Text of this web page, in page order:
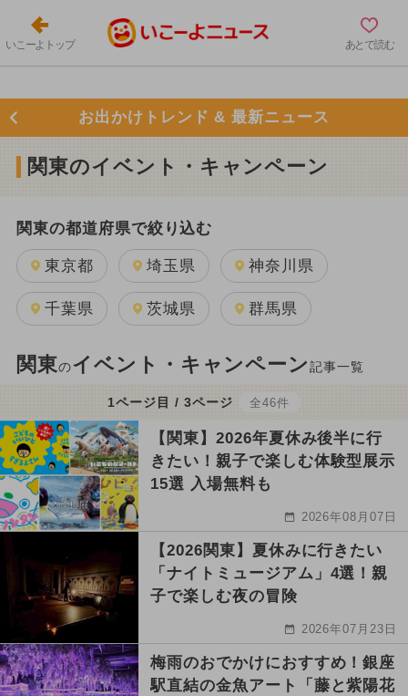
いこーよトップ あとで読む
お出かけトレンド & 最新ニュース
関東のイベント・キャンペーン
関東の都道府県で絞り込む
東京都 埼玉県 神奈川県
千葉県 茨城県 群馬県
関東のイベント・キャンペーン記事一覧
1ページ目 / 3ページ 全46件
【関東】2026年夏休み後半に行
きたい！親子で楽しむ体験型展示
15選 入場無料も
2026年08月07日
【2026関東】夏休みに行きたい
「ナイトミュージアム」4選！親
子で楽しむ夜の冒険
2026年07月23日
梅雨のおでかけにおすすめ！銀座
駅直結の金魚アート「藤と紫陽花